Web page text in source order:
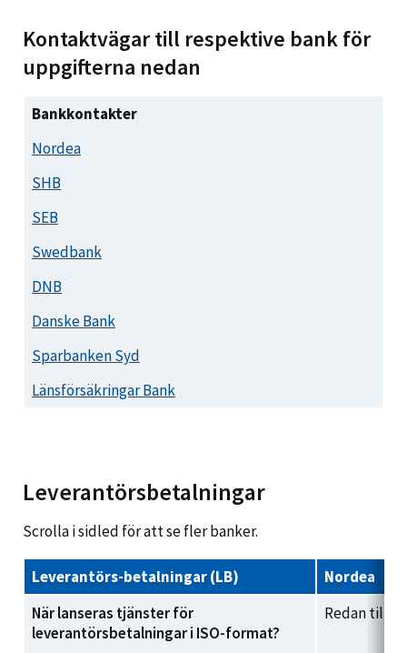
Kontaktvägar till respektive bank för
uppgifterna nedan
Bankkontakter
Nordea
SHB
SEB
Swedbank
DNB
Danske Bank
Sparbanken Syd
Länsförsäkringar Bank
Leverantörsbetalningar
Scrolla i sidled för att se fler banker.
Leverantörs-betalningar (LB)
Nordea
När lanseras tjänster för
leverantörsbetalningar i ISO-format?
Redan